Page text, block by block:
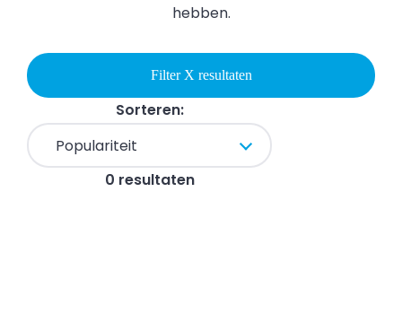
hebben.
Filter X resultaten
0 resultaten
Sorteren: